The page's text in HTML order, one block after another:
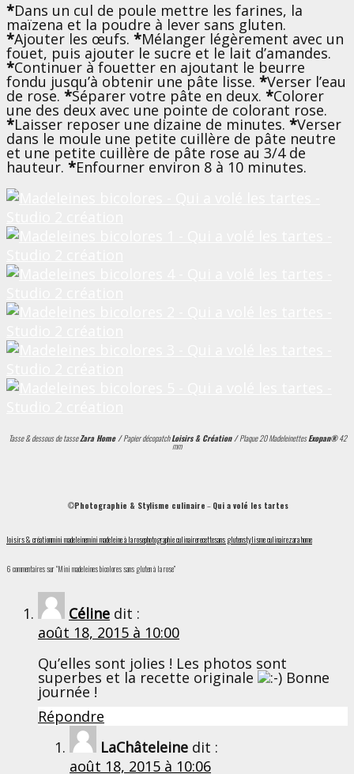
*Dans un cul de poule mettre les farines, la
maïzena et la poudre à lever sans gluten.
*Ajouter les œufs. *Mélanger légèrement avec un
fouet, puis ajouter le sucre et le lait d’amandes.
*Continuer à fouetter en ajoutant le beurre
fondu jusqu’à obtenir une pâte lisse. *Verser l’eau
de rose. *Séparer votre pâte en deux. *Colorer
une des deux avec une pointe de colorant rose.
*Laisser reposer une dizaine de minutes. *Verser
dans le moule une petite cuillère de pâte neutre
et une petite cuillère de pâte rose au 3/4 de
hauteur. *Enfourner environ 8 à 10 minutes.
Tasse & dessous de tasseZara Home /Papier décopatchLoisirs & Création /Plaque 20 MadeleinettesExopan®42
mm
©Photographie & Stylisme culinaire – Qui a volé les tartes
loisirs & créationmini madeleinemini madeleine à la rosephotographie culinairerecettesans glutenstylisme culinairezara home
6 commentaires sur “Mini madeleines bicolores sans gluten à la rose”
Céline dit :
août 18, 2015 à 10:00
Qu’elles sont jolies ! Les photos sont
superbes et la recette originale Bonne
journée !
Répondre
LaChâteleine dit :
août 18, 2015 à 10:06